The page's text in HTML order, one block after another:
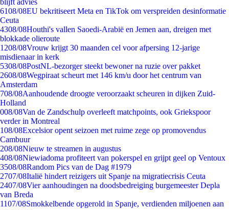
blijft advies
6108/08EU bekritiseert Meta en TikTok om verspreiden desinformatie
Ceuta
4308/08Houthi's vallen Saoedi-Arabië en Jemen aan, dreigen met
blokkade olieroute
1208/08Vrouw krijgt 30 maanden cel voor afpersing 12-jarige
misdienaar in kerk
5308/08PostNL-bezorger steekt bewoner na ruzie over pakket
2608/08Wegpiraat scheurt met 146 km/u door het centrum van
Amsterdam
708/08Aanhoudende droogte veroorzaakt scheuren in dijken Zuid-
Holland
008/08Van de Zandschulp overleeft matchpoints, ook Griekspoor
verder in Montreal
108/08Excelsior opent seizoen met ruime zege op promovendus
Cambuur
208/08Nieuw te streamen in augustus
408/08Niewiadoma profiteert van pokerspel en grijpt geel op Ventoux
3508/08Random Pics van de Dag #1979
2707/08Italië hindert reizigers uit Spanje na migratiecrisis Ceuta
2407/08Vier aanhoudingen na doodsbedreiging burgemeester Depla
van Breda
1107/08Smokkelbende opgerold in Spanje, verdienden miljoenen aan